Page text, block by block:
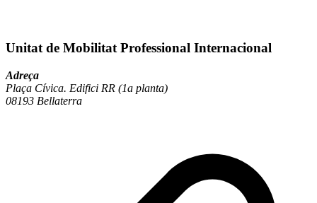
Unitat de Mobilitat Professional Internacional
Adreça
Plaça Cívica. Edifici RR (1a planta)
08193 Bellaterra